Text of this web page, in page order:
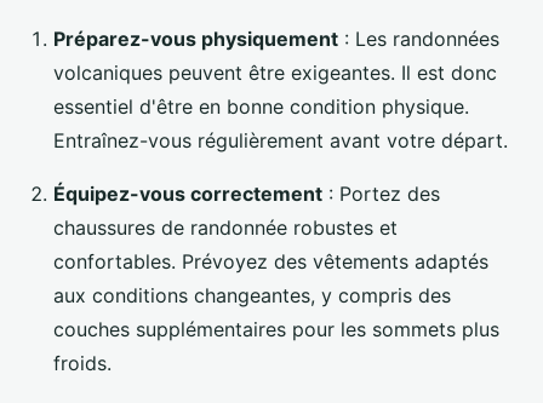
Préparez-vous physiquement : Les randonnées
volcaniques peuvent être exigeantes. Il est donc
essentiel d'être en bonne condition physique.
Entraînez-vous régulièrement avant votre départ.
Équipez-vous correctement : Portez des
chaussures de randonnée robustes et
confortables. Prévoyez des vêtements adaptés
aux conditions changeantes, y compris des
couches supplémentaires pour les sommets plus
froids.